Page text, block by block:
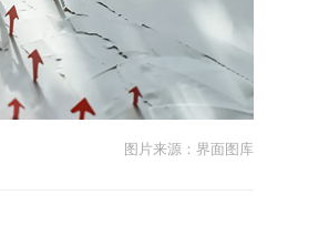
图片来源：界面图库